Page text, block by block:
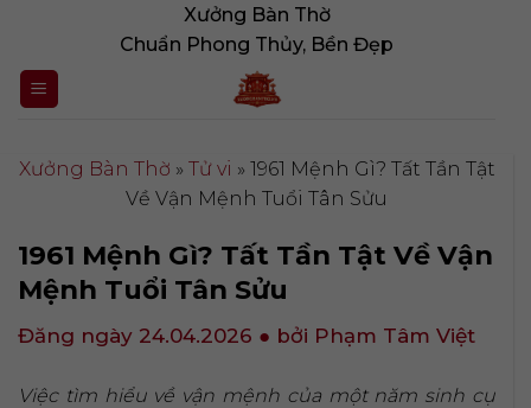
nội
dung
Xưởng Bàn Thờ
Chuẩn Phong Thủy, Bền Đẹp
Xưởng Bàn Thờ » Tử vi » 1961 Mệnh Gì? Tất Tần Tật
Về Vận Mệnh Tuổi Tân Sửu
1961 Mệnh Gì? Tất Tần Tật Về Vận
Mệnh Tuổi Tân Sửu
Đăng ngày 24.04.2026 ● bởi Phạm Tâm Việt
Việc tìm hiểu về vận mệnh của một năm sinh cụ